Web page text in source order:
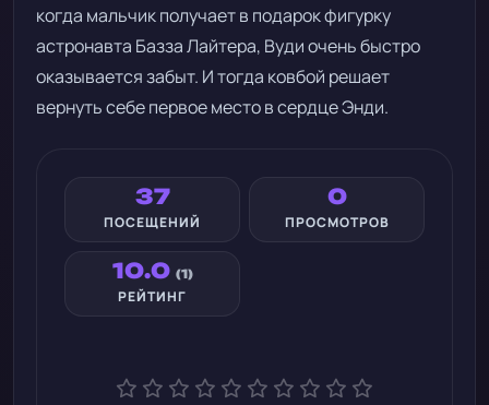
когда мальчик получает в подарок фигурку
астронавта Базза Лайтера, Вуди очень быстро
оказывается забыт. И тогда ковбой решает
вернуть себе первое место в сердце Энди.
37
ПОСЕЩЕНИЙ
0
ПРОСМОТРОВ
10.0 (1)
РЕЙТИНГ